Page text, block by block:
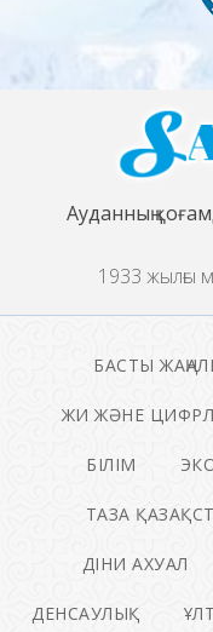
Ауданның
1933 жылғы
БАСТЫ
ЖИ ЖӘНЕ
БІЛІМ
ТАЗА
ДІНИ АХУАЛ
ДЕНСАУЛЫҚ